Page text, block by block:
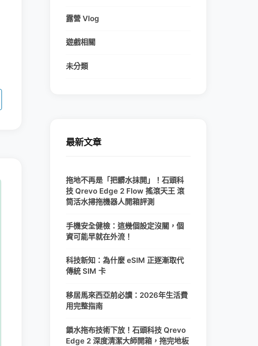
露營 Vlog
遊戲相關
未分類
最新文章
拖地不再是「把髒水抹開」！石頭科
技 Qrevo Edge 2 Flow 搖滾天王 滾
筒活水掃拖機器人開箱評測
手機安全健檢：這幾個設定沒關，個
資可能早就在外流！
科技新知：為什麼 eSIM 正逐漸取代
傳統 SIM 卡
移居馬來西亞前必讀：2026年生活費
用完整指南
鎖水拖布技術下放！石頭科技 Qrevo
Edge 2 深度清潔大師開箱，拖完地板